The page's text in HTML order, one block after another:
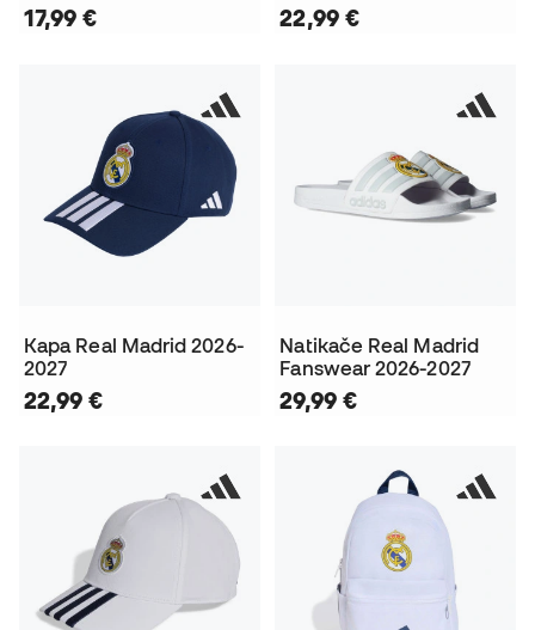
17,99 € 22,99 €
Kapa Real Madrid 2026-
2027
22,99 €
Natikače Real Madrid
Fanswear 2026-2027
29,99 €